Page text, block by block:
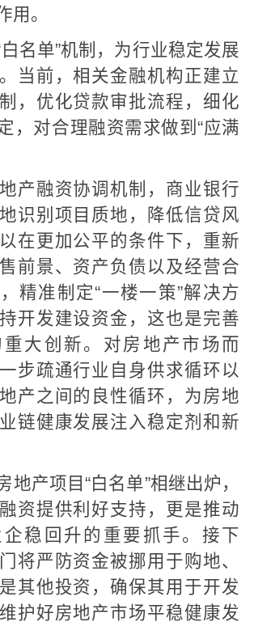
用。
名单”机制，为行业稳定发展
当前，相关金融机构正建立
，优化贷款审批流程，细化
，对合理融资需求做到“应满
产融资协调机制，商业银行
识别项目质地，降低信贷风
在更加公平的条件下，重新
前景、资产负债以及经营合
精准制定“一楼一策”解决方
开发建设资金，这也是完善
大创新。对房地产市场而
步疏通行业自身供求循环以
产之间的良性循环，为房地
链健康发展注入稳定剂和新
地产项目“白名单”相继出炉，
资提供利好支持，更是推动
稳回升的重要抓手。接下
将严防资金被挪用于购地、
其他投资，确保其用于开发
护好房地产市场平稳健康发